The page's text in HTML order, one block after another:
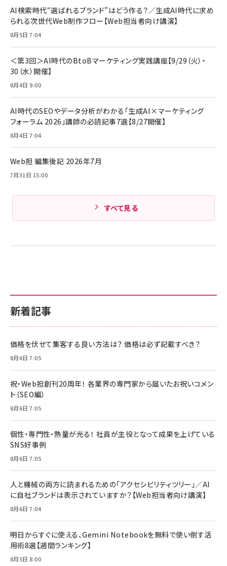
￥880
Amazonランキングをもっと見る
レイヤー
￥6,980
Anker Soundcore P31i (Bluetooth 6.1) 【完
全ワイヤレスイヤホン/アクティブノイズキャンセリ
ング/マルチポイント接続 / 最大50時間再生 / PSE
Anker PowerLine III Flow USB-C & USB-C
ケーブル Anker絡まないケーブル 240W 結束バン
ド付き USB PD対応 シリコン素材採用 iPhone
17 / 16 / 15 / Galaxy iPad Pro MacBook
Amazonランキングをもっと見る
17 / 16 / 15 / Galaxy iPad Pro MacBook
Pro/Air 各種対応 (1.8m ミッドナイトブラック)
￥1,890
キャンペーン】
￥4,857
Amazonランキングをもっと見る
新着記事
価格を伏せて集客する良い方法は？ 価格は必ず記載すべき？
8月6日 7:05
祝・Web担創刊20周年！ 各業界の専門家から届いたお祝いコメン
ト（SEO編）
8月6日 7:05
個性・専門性・熱量が光る！ 社員が主役となって成果を上げている
SNS好事例
8月6日 7:05
人と機械の両方に読まれるための「アクセシビリティツリー」／AI
に自社ブランドは表示されていますか？【Web担当者向け講演】
8月6日 7:04
明日からすぐに使える、Gemini Notebookを無料で使い倒す活
用術8選【週間ランキング】
8月5日 8:00
AI検索時代“選ばれるブランド”はどう作る？／生成AI時代に求め
られる次世代Web制作フロー【Web担当者向け講演】
8月5日 7:04
＜第3回＞AI時代のBtoBマーケティング実践講座【9/29（火）・
30（水）開催】
8月4日 9:00
AI時代のSEOやデータ分析がわかる「生成AI×マーケティング
フォーラム 2026」講師の必読記事7選【8/27開催】
8月4日 7:04
Web担 編集後記 2026年7月
7月31日 15:00
すべて見る